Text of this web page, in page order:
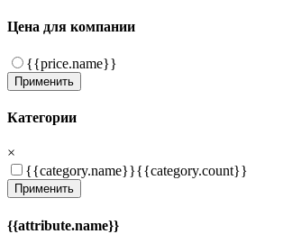
Цена для компании
{{price.name}}
Применить
Категории
×
{{category.name}}{{category.count}}
Применить
{{attribute.name}}